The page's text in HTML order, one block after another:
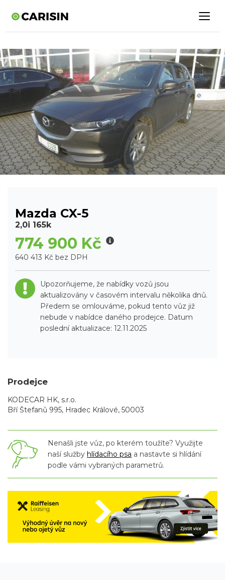
Mazda CX-5
2,0i 165k
774 900 Kč
640 413 Kč bez DPH
Upozorňujeme, že nabídky vozů jsou
aktualizovány v časovém intervalu několika dnů.
Předem se omlouváme, pokud tento vůz již
nebude v nabídce daného prodejce. Datum
poslední aktualizace: 12.11.2025
Prodejce
KODECAR HK, s.r.o.
Bří Štefanů 995, Hradec Králové, 50003
Nenašli jste vůz, po kterém toužíte? Využijte
naší služby hlídacího psa a nastavte si hlídání
podle vámi vybraných parametrů.